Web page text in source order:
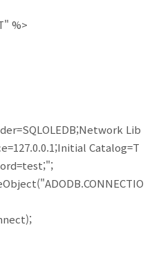
%>
Lib
Catalog=T